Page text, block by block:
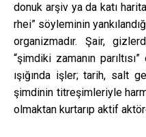
donuk arşiv ya da katı
rhei” söyleminin
organizmadır. Şair,
“şimdiki zamanın
ışığında işler; tarih, salt
şimdinin titreşimleriyle
olmaktan kurtarıp aktif